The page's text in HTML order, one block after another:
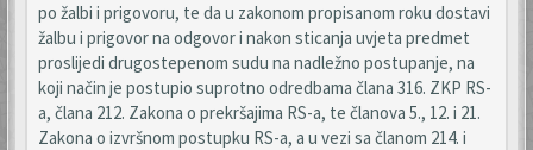
po žalbi i prigovoru, te da u zakonom propisanom roku dostavi
žalbu i prigovor na odgovor i nakon sticanja uvjeta predmet
proslijedi drugostepenom sudu na nadležno postupanje, na
koji način je postupio suprotno odredbama člana 316. ZKP RS-
a, člana 212. Zakona o prekršajima RS-a, te članova 5., 12. i 21.
Zakona o izvršnom postupku RS-a, a u vezi sa članom 214. i